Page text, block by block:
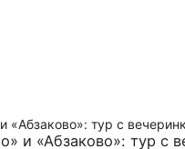
и «Абзаково»: тур